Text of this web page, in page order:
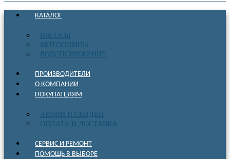
КАТАЛОГ
НАСОСЫ
МОТОПОМПЫ
ВОДОПОНИЖЕНИЕ
ПРОИЗВОДИТЕЛИ
О КОМПАНИИ
ПОКУПАТЕЛЯМ
АКЦИИ И СКИДКИ
ОПЛАТА И ДОСТАВКА
СЕРВИС И РЕМОНТ
ПОМОЩЬ В ВЫБОРЕ